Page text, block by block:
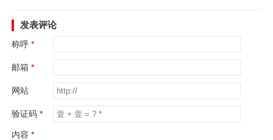
发表评论
称呼
邮箱
网站
验证码
内容